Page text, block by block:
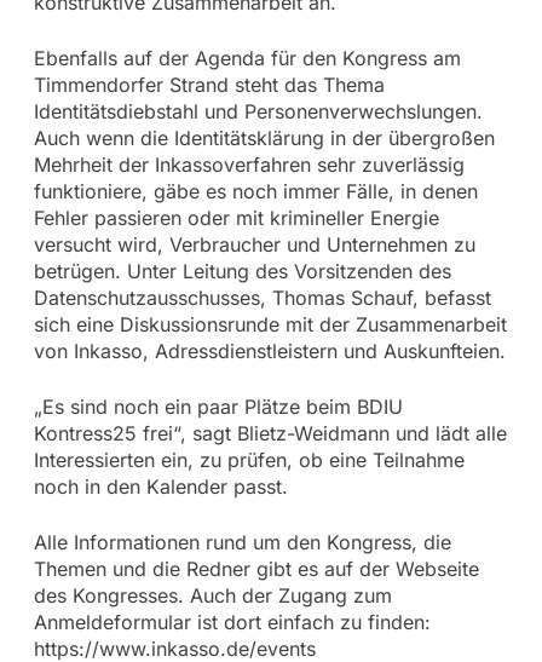
Ebenfalls auf der Agenda für den Kongress am
Timmendorfer Strand steht das Thema
Identitätsdiebstahl und Personenverwechslungen.
Auch wenn die Identitätsklärung in der übergroßen
Mehrheit der Inkassoverfahren sehr zuverlässig
funktioniere, gäbe es noch immer Fälle, in denen
Fehler passieren oder mit krimineller Energie
versucht wird, Verbraucher und Unternehmen zu
betrügen. Unter Leitung des Vorsitzenden des
Datenschutzausschusses, Thomas Schauf, befasst
sich eine Diskussionsrunde mit der Zusammenarbeit
von Inkasso, Adressdienstleistern und Auskunfteien.
„Es sind noch ein paar Plätze beim BDIU
Kontress25 frei“, sagt Blietz-Weidmann und lädt alle
Interessierten ein, zu prüfen, ob eine Teilnahme
noch in den Kalender passt.
Alle Informationen rund um den Kongress, die
Themen und die Redner gibt es auf der Webseite
des Kongresses. Auch der Zugang zum
Anmeldeformular ist dort einfach zu finden:
https://www.inkasso.de/events